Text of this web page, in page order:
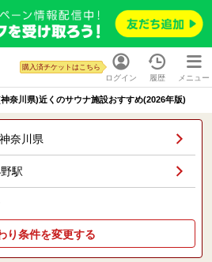
ログイン
購入済チケットはこちら
履歴 メニュー
奈川県)近くのサウナ施設おすすめ(2026年版)
奈川県
駅
り条件を変更する